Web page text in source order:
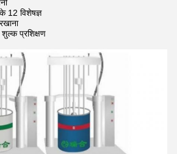
12 विशेषज्ञ
प्रशिक्षण